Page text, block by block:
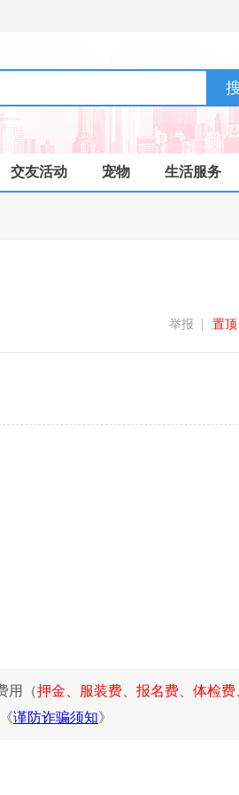
交友活动 宠物 生活服务
置顶
举报
用（押金、服装费、报名费、体检费
谨防诈骗须知》